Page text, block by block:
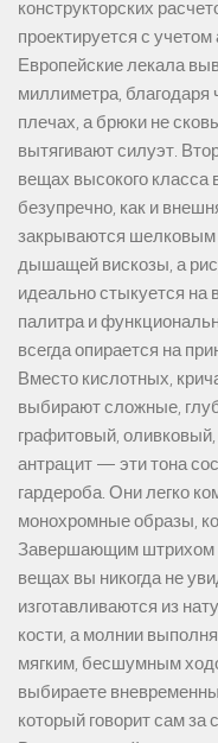
конструкторских
проектируется с
Европейские лекала
миллиметра, благодаря
плечах, а брюки не
вытягивают силуэт.
вещах высокого класса
безупречно, как и
закрываются шелковым
дышащей вискозы, а
идеально стыкуется на
палитра и
всегда опирается на
Вместо кислотных,
выбирают сложные,
графитовый,
антрацит — эти тона
гардероба. Они легко
монохромные образы,
Завершающим штрихом
вещах вы никогда не
изготавливаются из
кости, а молнии
мягким, бесшумным
выбираете
который говорит сам за